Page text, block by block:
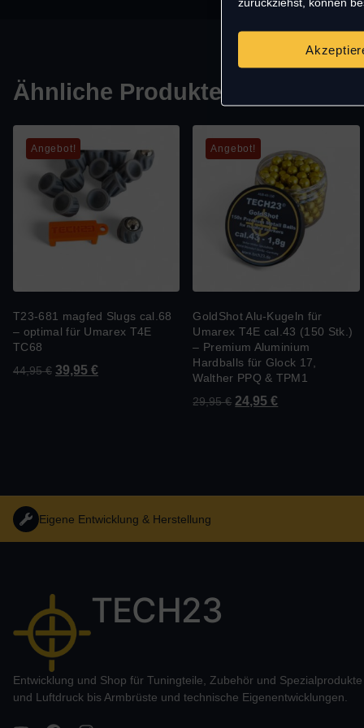
Ähnliche Produkte
Angebot!
T23-681 magfed Slugs cal.68
– optimal für Umarex T4E
TC68
44,95€ 39,95 €
Angebot!
GoldShot Alu-Kugeln für
Umarex T4E cal.43 (150 Stk.)
– Premium Aluminium
Hardballs für Glock 17,
Walther PPQ & TPM1
29,95€ 24,95€
Eigene Entwicklung & Herstellung
TECH23
Entwicklung und Shop für Tuningteile, Zubehör und
und Luftdruck bis Armbrüste und technische Eigenentwicklungen.